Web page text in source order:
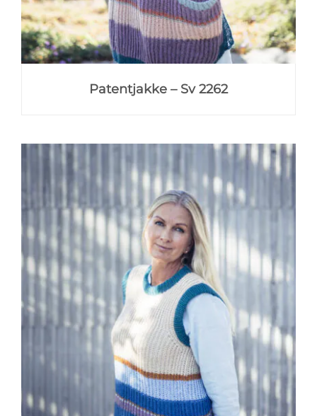
Patentjakke – Sv 2262